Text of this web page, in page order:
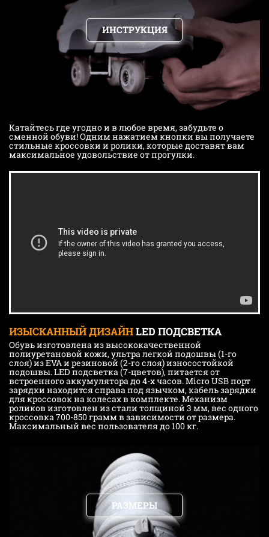
ИНСТРУКЦИЯ
Катайтесь где угодно и в любое время, забудьте о
сменной обуви! Одним нажатием кнопки вы получаете
стильные кроссовки и ролики, которые доставят вам
максимальное удовольствие от прогулки.
ИЗЫСКАННЫЙ ДИЗАЙНLED ПОДСВЕТКА
Обувь изготовлена из высококачественной
полиуретановой кожи, ультра легкой подошвы (1-го
слоя) из EVA и резиновой (2-го слоя) износостойкой
подошвы. LED подсветка (7-цветов), питается от
встроенного аккумулятора до 4-х часов. Micro USB порт
зарядки находится справа под язычком, кабель зарядки
для кроссовок на колесах в комплекте. Механизм
роликов изготовлен из стали толщиной 3 мм, вес одного
кроссовка 700-850 грамм в зависимости от размера.
Максимальный вес пользователя до 100 кг.
РАЗМЕРЫ